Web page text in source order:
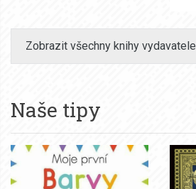
Zobrazit všechny knihy vydavatele
Naše tipy